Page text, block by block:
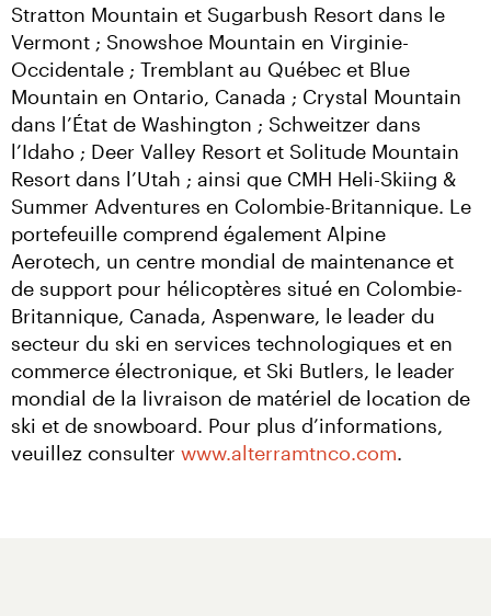
Stratton Mountain et Sugarbush Resort dans le
Vermont ; Snowshoe Mountain en Virginie-
Occidentale ; Tremblant au Québec et Blue
Mountain en Ontario, Canada ; Crystal Mountain
dans l’État de Washington ; Schweitzer dans
l’Idaho ; Deer Valley Resort et Solitude Mountain
Resort dans l’Utah ; ainsi que CMH Heli-Skiing &
Summer Adventures en Colombie-Britannique. Le
portefeuille comprend également Alpine
Aerotech, un centre mondial de maintenance et
de support pour hélicoptères situé en Colombie-
Britannique, Canada, Aspenware, le leader du
secteur du ski en services technologiques et en
commerce électronique, et Ski Butlers, le leader
mondial de la livraison de matériel de location de
ski et de snowboard. Pour plus d’informations,
veuillez consulter www.alterramtnco.com.